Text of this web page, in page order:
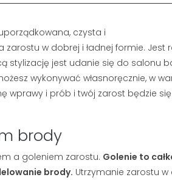
czysta i
w dobrej i ładnej formie. Jest
stylizację jest udanie się do salonu
wykonywać własnoręcznie, w
wprawy i prób i twój zarost będzie
brody
a goleniem zarostu. Golenie to
brody. Utrzymanie zarostu